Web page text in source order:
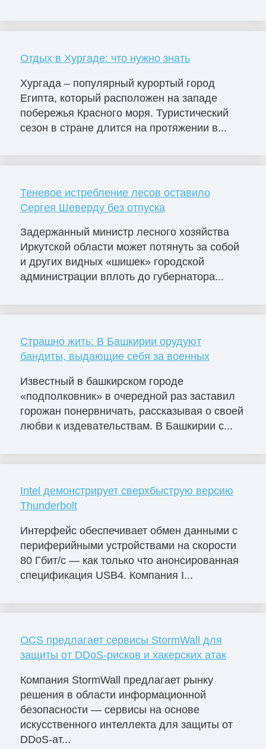
Отдых в Хургаде: что нужно знать
Хургада – популярный курортый город
Египта, который расположен на западе
побережья Красного моря. Туристический
сезон в стране длится на протяжении в...
Теневое истребление лесов оставило
Сергея Шеверду без отпуска
Задержанный министр лесного хозяйства
Иркутской области может потянуть за собой
и других видных «шишек» городской
администрации вплоть до губернатора...
Страшно жить: В Башкирии орудуют
бандиты, выдающие себя за военных
Известный в башкирском городе
«подполковник» в очередной раз заставил
горожан понервничать, рассказывая о своей
любви к издевательствам. В Башкирии с...
Intel демонстрирует сверхбыструю версию
Thunderbolt
Интерфейс обеспечивает обмен данными с
периферийными устройствами на скорости
80 Гбит/с — как только что анонсированная
спецификация USB4. Компания I...
OCS предлагает сервисы StormWall для
защиты от DDoS-рисков и хакерских атак
Компания StormWall предлагает рынку
решения в области информационной
безопасности — сервисы на основе
искусственного интеллекта для защиты от
DDoS-ат...